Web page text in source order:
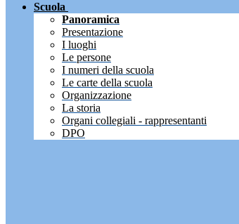
Scuola
Panoramica
Presentazione
I luoghi
Le persone
I numeri della scuola
Le carte della scuola
Organizzazione
La storia
Organi collegiali - rappresentanti
DPO